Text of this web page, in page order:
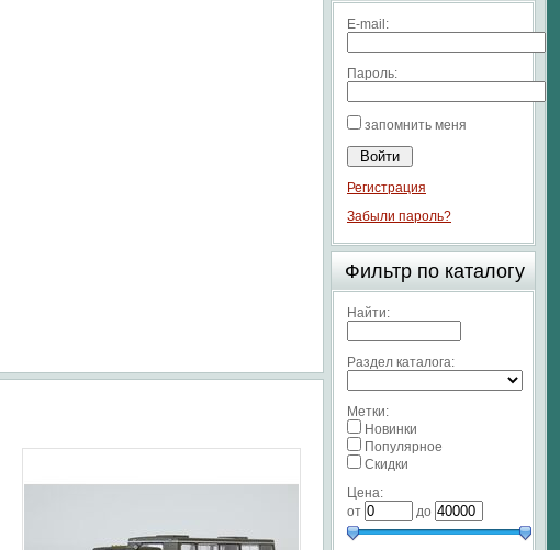
E-mail:
Пароль:
запомнить меня
Регистрация
Забыли пароль?
Фильтр по каталогу
Найти:
Раздел каталога:
Метки:
Новинки
Популярное
Скидки
Цена:
от
до